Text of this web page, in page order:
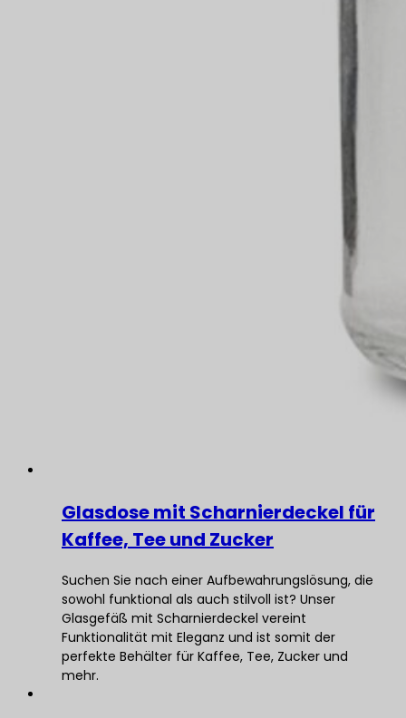
Glasdose mit Scharnierdeckel für
Kaffee, Tee und Zucker
Suchen Sie nach einer Aufbewahrungslösung, die
sowohl funktional als auch stilvoll ist? Unser
Glasgefäß mit Scharnierdeckel vereint
Funktionalität mit Eleganz und ist somit der
perfekte Behälter für Kaffee, Tee, Zucker und
mehr.